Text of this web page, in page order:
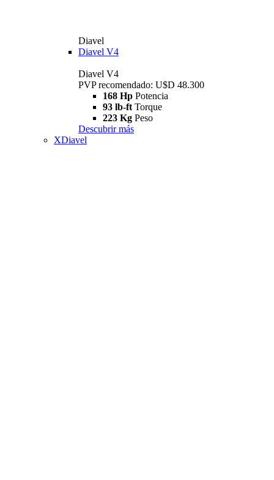
Diavel
Diavel V4
Diavel V4
PVP recomendado: U$D 48.300
168 Hp Potencia
93 lb-ft Torque
223 Kg Peso
Descubrir más
XDiavel